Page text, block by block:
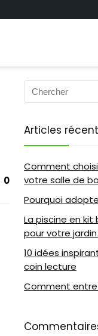
0
Articles
Comment
votre salle de
Pourquoi
La piscine en
pour votre jardin
10 idées
coin lecture
Comment